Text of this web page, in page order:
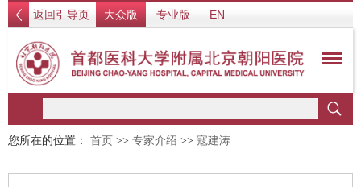
返回引导页 大众版 专业版 EN
您所在的位置： 首页 >> 专家介绍 >> 寇建涛